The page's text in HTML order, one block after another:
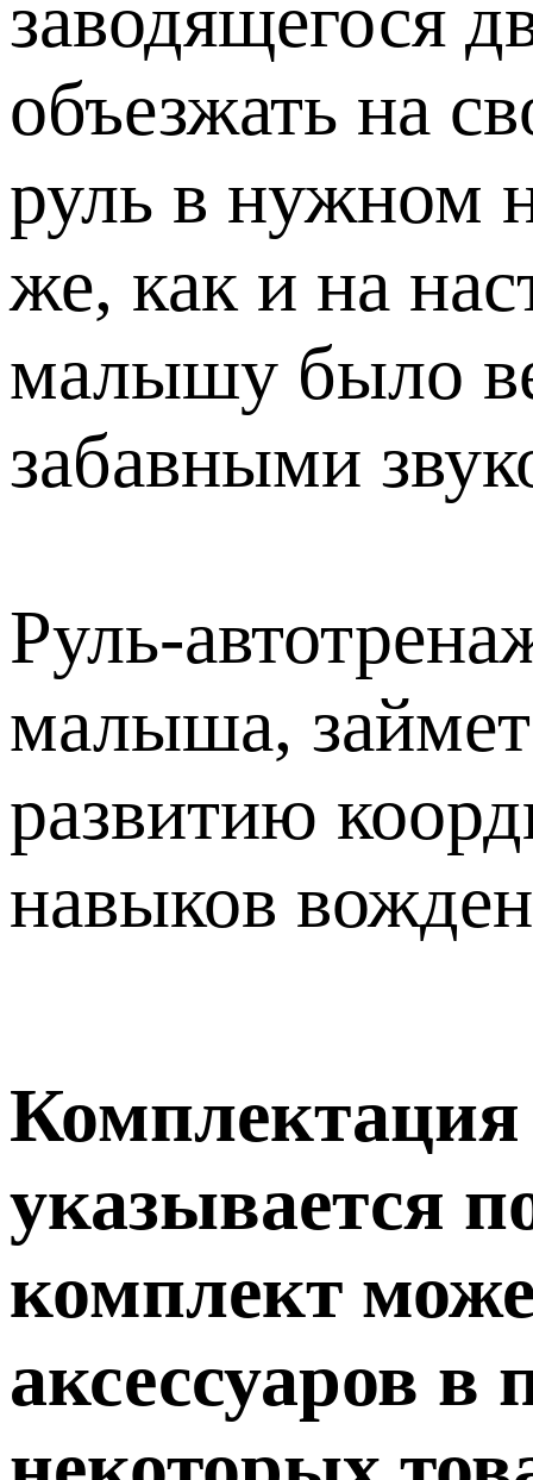
заводящегося
объезжать на
руль в нужном
же, как и на
малышу было
забавными
Руль-
малыша, займет
развитию
навыков
Комплектация
указывается
комплект
аксессуаров в